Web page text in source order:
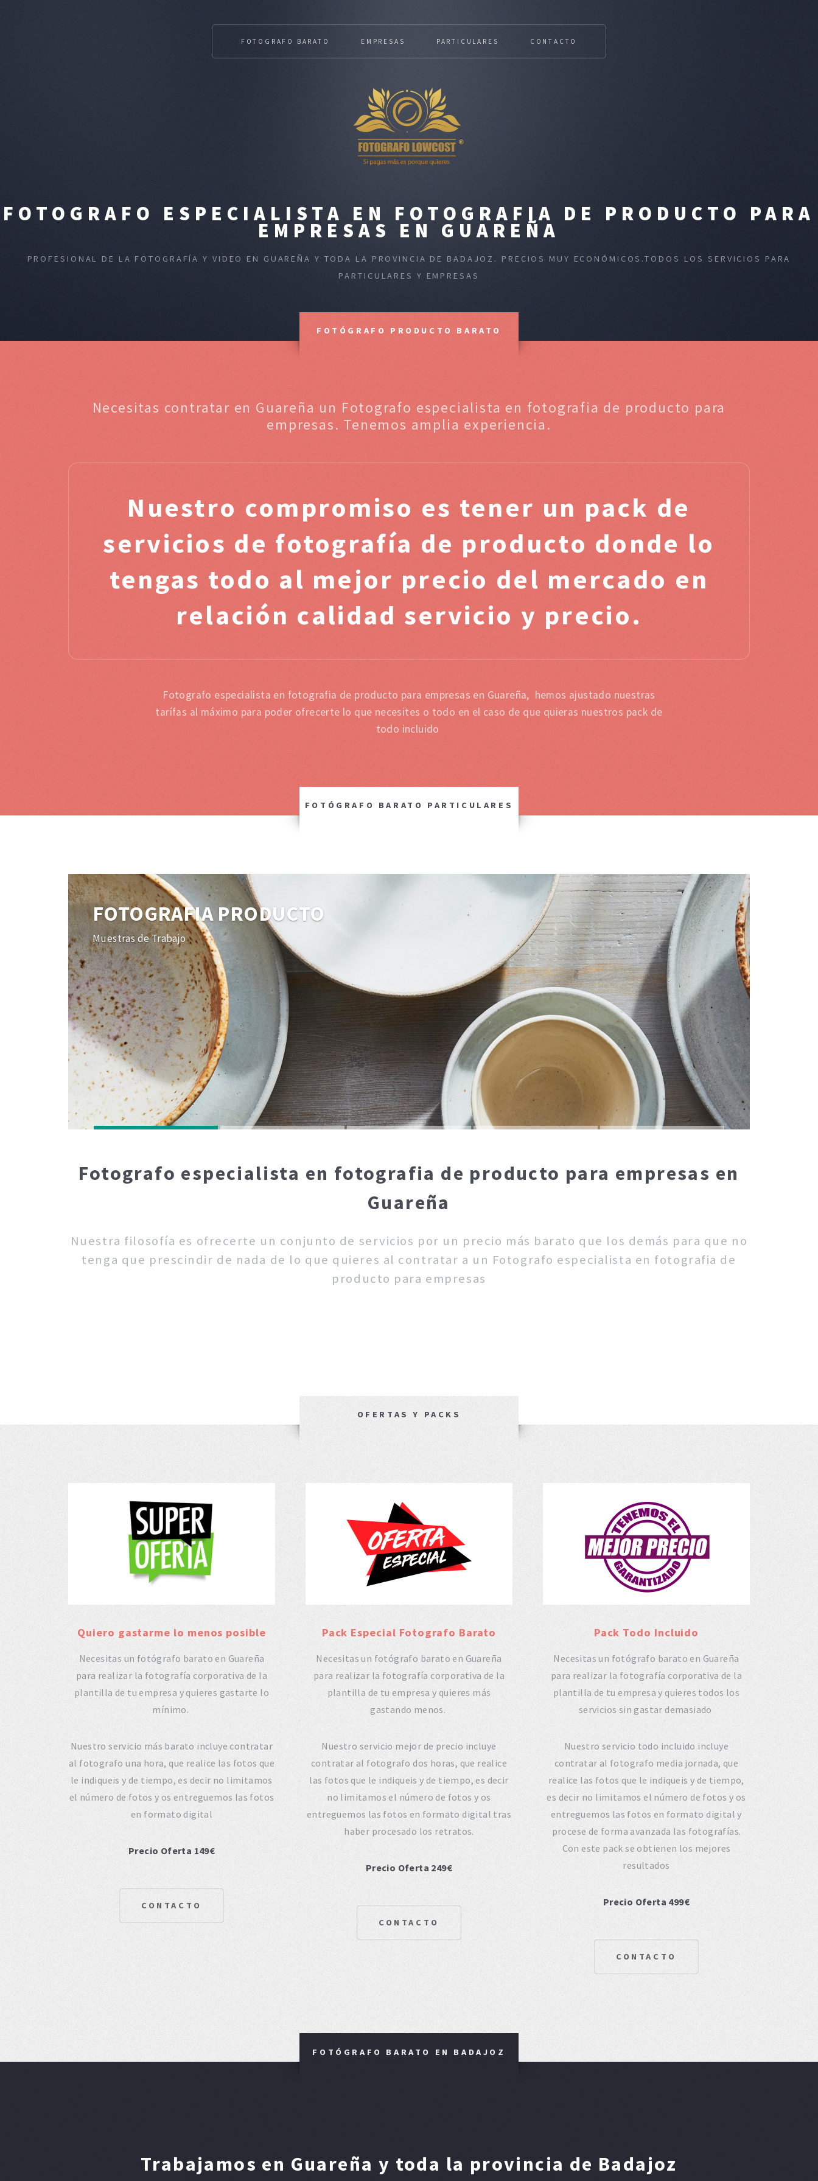
FOTOGRAFO ESPECIALISTA EN FOTOGRAFIA DE PRODUCTO PARA
EMPRESAS EN GUAREÑA
PROFESIONAL DE LA FOTOGRAFÍA Y VIDEO EN GUAREÑA Y TODA LA PROVINCIA DE BADAJOZ. PRECIOS MUY ECONÓMICOS.TODOS LOS SERVICIOS PARA
PARTICULARES Y EMPRESAS
FOTOGRAFO BARATO EMPRESAS PARTICULARES CONTACTO
FOTÓGRAFO PRODUCTO BARATO
Necesitas contratar en Guareña un Fotografo especialista en fotografia de producto para
empresas. Tenemos amplia experiencia.
Nuestro compromiso es tener un pack de
servicios de fotografía de producto donde lo
tengas todo al mejor precio del mercado en
relación calidad servicio y precio.
Fotografo especialista en fotografia de producto para empresas en Guareña, hemos ajustado nuestras
tarífas al máximo para poder ofrecerte lo que necesites o todo en el caso de que quieras nuestros pack de
todo incluido
FOTÓGRAFO BARATO PARTICULARES
FOTOGRAFIA PRODUCTO
Muestras de Trabajo
Fotografo especialista en fotografia de producto para empresas en
Guareña
Nuestra filosofía es ofrecerte un conjunto de servicios por un precio más barato que los demás para que no
tenga que prescindir de nada de lo que quieres al contratar a un Fotografo especialista en fotografia de
producto para empresas
OFERTAS Y PACKS
Quiero gastarme lo menos posible
Necesitas un fotógrafo barato en Guareña
para realizar la fotografía corporativa de la
plantilla de tu empresa y quieres gastarte lo
mínimo.
Nuestro servicio más barato incluye contratar
al fotografo una hora, que realice las fotos que
le indiqueis y de tiempo, es decir no limitamos
el número de fotos y os entreguemos las fotos
en formato digital
Precio Oferta 149€
CONTACTO
Pack Especial Fotografo Barato
Necesitas un fotógrafo barato en Guareña
para realizar la fotografía corporativa de la
plantilla de tu empresa y quieres más
gastando menos.
Nuestro servicio mejor de precio incluye
contratar al fotografo dos horas, que realice
las fotos que le indiqueis y de tiempo, es decir
no limitamos el número de fotos y os
entreguemos las fotos en formato digital tras
haber procesado los retratos.
Precio Oferta 249€
CONTACTO
Pack Todo Incluido
Necesitas un fotógrafo barato en Guareña
para realizar la fotografía corporativa de la
plantilla de tu empresa y quieres todos los
servicios sin gastar demasiado
Nuestro servicio todo incluido incluye
contratar al fotografo media jornada, que
realice las fotos que le indiqueis y de tiempo,
es decir no limitamos el número de fotos y os
entreguemos las fotos en formato digital y
procese de forma avanzada las fotografías.
Con este pack se obtienen los mejores
resultados
Precio Oferta 499€
CONTACTO
FOTÓGRAFO BARATO EN BADAJOZ
Trabajamos en Guareña y toda la provincia de Badajoz